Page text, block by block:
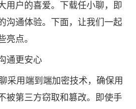
用户的喜爱。下载任小聊，即
沟通体验。下面，让我们一起
亮点。
通更安心
采用端到端加密技术，确保用
被第三方窃取和篡改。即使手